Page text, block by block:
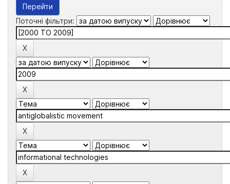
Поточні фільтри: